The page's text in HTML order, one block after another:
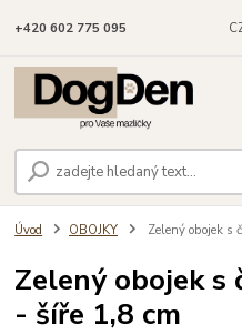
+420 602 775 095
Úvod OBOJKY Zelený obojek s
Zelený obojek s
- šíře 1,8 cm